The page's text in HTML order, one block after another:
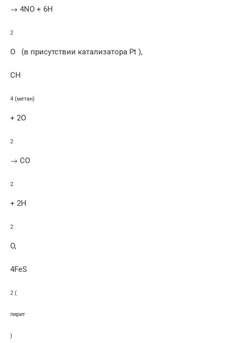
→ 4NO + 6H
2
O (в присутствии катализатора Pt ),
CH
4 (метан)
+ 2O
2
→ CO
2
+ 2H
2
O,
4FeS
2 (
пирит
)